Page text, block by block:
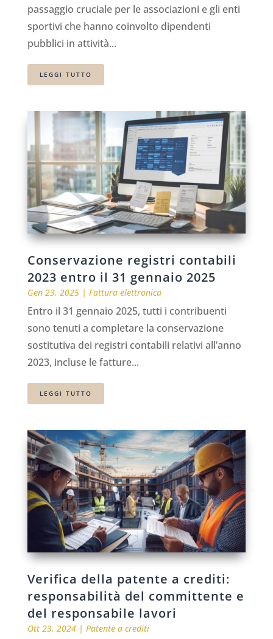
passaggio cruciale per le associazioni e gli enti
sportivi che hanno coinvolto dipendenti
pubblici in attività...
LEGGI TUTTO
Conservazione registri contabili
2023 entro il 31 gennaio 2025
Gen 23, 2025| Fattura elettronica
Entro il 31 gennaio 2025, tutti i contribuenti
sono tenuti a completare la conservazione
sostitutiva dei registri contabili relativi all’anno
2023, incluse le fatture...
LEGGI TUTTO
Verifica della patente a crediti:
responsabilità del committente e
del responsabile lavori
Ott 23, 2024| Patente a crediti